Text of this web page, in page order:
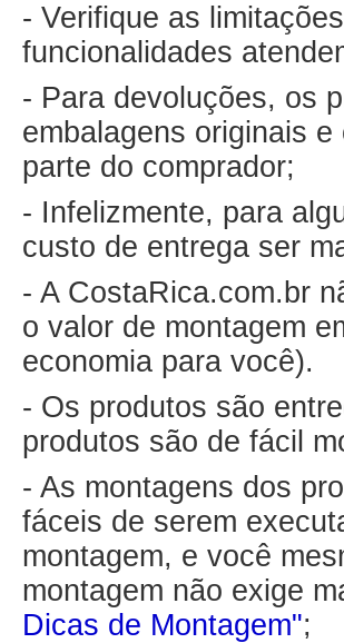
- Verifique as
funcionalidades
- Para devoluções, os
embalagens originais
parte do comprador;
- Infelizmente, para
custo de entrega ser
- A CostaRica.com.br
o valor de montagem
economia para você).
- Os produtos são
produtos são de fácil
- As montagens dos
fáceis de serem
montagem, e você
montagem não exige
Dicas de Montagem";